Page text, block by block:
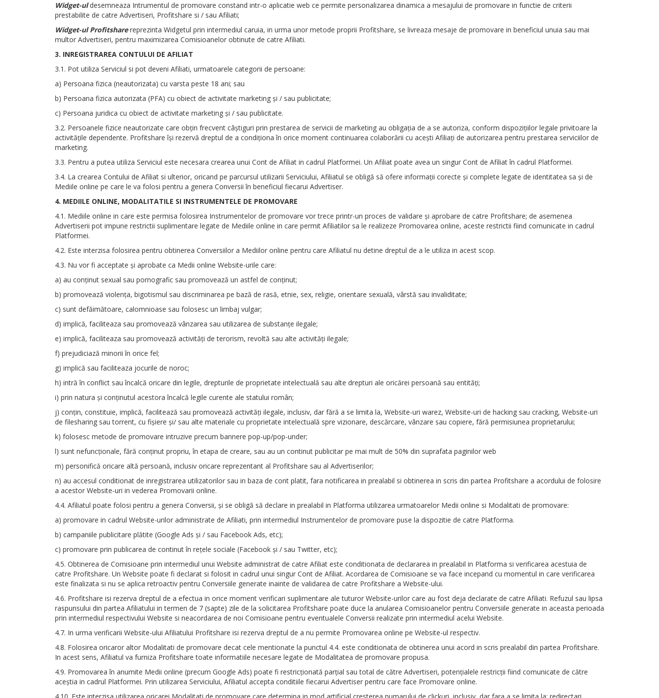
Widget-uldesemneaza Intrumentul de promovare constand intr-o aplicatie web ce permite personalizarea dinamica a mesajului de promovare in functie de criterii
prestabilite de catre Advertiseri, Profitshare si / sau Afiliati;
Widget-ul Profitsharereprezinta Widgetul prin intermediul caruia, in urma unor metode proprii Profitshare, se livreaza mesaje de promovare in beneficiul unuia sau mai
multor Advertiseri, pentru maximizarea Comisioanelor obtinute de catre Afiliati.
3. INREGISTRAREA CONTULUI DE AFILIAT
3.1. Pot utiliza Serviciul si pot deveni Afiliati, urmatoarele categorii de persoane:
a) Persoana fizica (neautorizata) cu varsta peste 18 ani; sau
b) Persoana fizica autorizata (PFA) cu obiect de activitate marketing şi / sau publicitate;
c) Persoana juridica cu obiect de activitate marketing şi / sau publicitate.
3.2. Persoanele fizice neautorizate care obţin frecvent câştiguri prin prestarea de servicii de marketing au obligaţia de a se autoriza, conform dispoziţiilor legale privitoare la
activităţile dependente. Profitshare îşi rezervă dreptul de a condiţiona în orice moment continuarea colaborării cu aceşti Afiliaţi de autorizarea pentru prestarea serviciilor de
marketing.
3.3. Pentru a putea utiliza Serviciul este necesara crearea unui Cont de Afiliat in cadrul Platformei. Un Afiliat poate avea un singur Cont de Afiliat în cadrul Platformei.
3.4. La crearea Contului de Afiliat si ulterior, oricand pe parcursul utilizarii Serviciului, Afiliatul se obligă să ofere informaţii corecte şi complete legate de identitatea sa şi de
Mediile online pe care le va folosi pentru a genera Conversii în beneficiul fiecarui Advertiser.
4. MEDIILE ONLINE, MODALITATILE SI INSTRUMENTELE DE PROMOVARE
4.1. Mediile online in care este permisa folosirea Instrumentelor de promovare vor trece printr-un proces de validare şi aprobare de catre Profitshare; de asemenea
Advertiserii pot impune restrictii suplimentare legate de Mediile online in care permit Afiliatilor sa le realizeze Promovarea online, aceste restrictii fiind comunicate in cadrul
Platformei.
4.2. Este interzisa folosirea pentru obtinerea Conversiilor a Mediilor online pentru care Afiliatul nu detine dreptul de a le utiliza in acest scop.
4.3. Nu vor fi acceptate şi aprobate ca Medii online Website-urile care:
a) au conţinut sexual sau pornografic sau promovează un astfel de conţinut;
b) promovează violenţa, bigotismul sau discriminarea pe bază de rasă, etnie, sex, religie, orientare sexuală, vârstă sau invaliditate;
c) sunt defăimătoare, calomnioase sau folosesc un limbaj vulgar;
d) implică, faciliteaza sau promovează vânzarea sau utilizarea de substanţe ilegale;
e) implică, faciliteaza sau promovează activităţi de terorism, revoltă sau alte activităţi ilegale;
f) prejudiciază minorii în orice fel;
g) implică sau faciliteaza jocurile de noroc;
h) intră în conflict sau încalcă oricare din legile, drepturile de proprietate intelectuală sau alte drepturi ale oricărei persoană sau entităţi;
i) prin natura şi conţinutul acestora încalcă legile curente ale statului român;
j) conţin, constituie, implică, facilitează sau promovează activităţi ilegale, inclusiv, dar fără a se limita la, Website-uri warez, Website-uri de hacking sau cracking, Website-uri
de filesharing sau torrent, cu fişiere şi/ sau alte materiale cu proprietate intelectuală spre vizionare, descărcare, vânzare sau copiere, fără permisiunea proprietarului;
k) folosesc metode de promovare intruzive precum bannere pop-up/pop-under;
l) sunt nefuncţionale, fără conţinut propriu, în etapa de creare, sau au un continut publicitar pe mai mult de 50% din suprafata paginilor web
m) personifică oricare altă persoană, inclusiv oricare reprezentant al Profitshare sau al Advertiserilor;
n) au accesul conditionat de inregistrarea utilizatorilor sau in baza de cont platit, fara notificarea in prealabil si obtinerea in scris din partea Profitshare a acordului de folosire
a acestor Website-uri in vederea Promovarii online.
4.4. Afiliatul poate folosi pentru a genera Conversii, şi se obligă să declare in prealabil in Platforma utilizarea urmatoarelor Medii online si Modalitati de promovare:
a) promovare in cadrul Website-urilor administrate de Afiliati, prin intermediul Instrumentelor de promovare puse la dispozitie de catre Platforma.
b) campaniile publicitare plătite (Google Ads şi / sau Facebook Ads, etc);
c) promovare prin publicarea de continut în rețele sociale (Facebook şi / sau Twitter, etc);
4.5. Obtinerea de Comisioane prin intermediul unui Website administrat de catre Afiliat este conditionata de declararea in prealabil in Platforma si verificarea acestuia de
catre Profitshare. Un Website poate fi declarat si folosit in cadrul unui singur Cont de Afiliat. Acordarea de Comisioane se va face incepand cu momentul in care verificarea
este finalizata si nu se aplica retroactiv pentru Conversiile generate inainte de validarea de catre Profitshare a Website-ului.
4.6. Profitshare isi rezerva dreptul de a efectua in orice moment verificari suplimentare ale tuturor Website-urilor care au fost deja declarate de catre Afiliati. Refuzul sau lipsa
raspunsului din partea Afiliatului in termen de 7 (sapte) zile de la solicitarea Profitshare poate duce la anularea Comisioanelor pentru Conversiile generate in aceasta perioada
prin intermediul respectivului Website si neacordarea de noi Comisioane pentru eventualele Conversii realizate prin intermediul acelui Website.
4.7. In urma verificarii Website-ului Afiliatului Profitshare isi rezerva dreptul de a nu permite Promovarea online pe Website-ul respectiv.
4.8. Folosirea oricaror altor Modalitati de promovare decat cele mentionate la punctul 4.4. este conditionata de obtinerea unui acord in scris prealabil din partea Profitshare.
In acest sens, Afiliatul va furniza Profitshare toate informatiile necesare legate de Modalitatea de promovare propusa.
4.9. Promovarea în anumite Medii online (precum Google Ads) poate fi restricţionată parţial sau total de către Advertiseri, potenţialele restricţii fiind comunicate de către
aceştia in cadrul Platformei. Prin utilizarea Serviciului, Afiliatul accepta conditiile fiecarui Advertiser pentru care face Promovare online.